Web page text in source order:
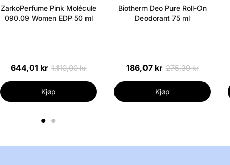
Mer fra dette merket:
ZarkoPerfume Pink Molécule
090.09 Women EDP 50 ml
644,01 kr 1.110,00 kr
Kjøp
Biotherm Deo Pure Roll-On
Deodorant 75 ml
186,07 kr 275,39 kr
Kjøp
1 2